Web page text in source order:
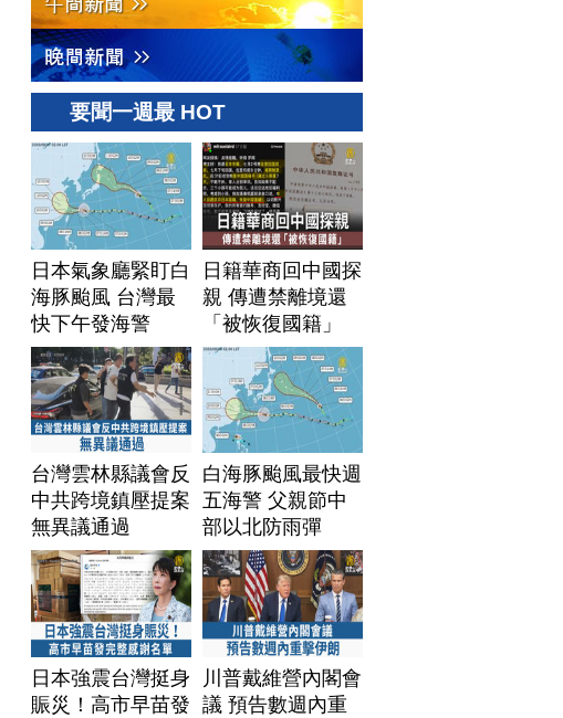
要聞一週最 HOT
日本氣象廳緊盯白
海豚颱風 台灣最
快下午發海警
日籍華商回中國探
親 傳遭禁離境還
「被恢復國籍」
台灣雲林縣議會反
中共跨境鎮壓提案
無異議通過
白海豚颱風最快週
五海警 父親節中
部以北防雨彈
日本強震台灣挺身
賑災！高市早苗發
川普戴維營內閣會
議 預告數週內重